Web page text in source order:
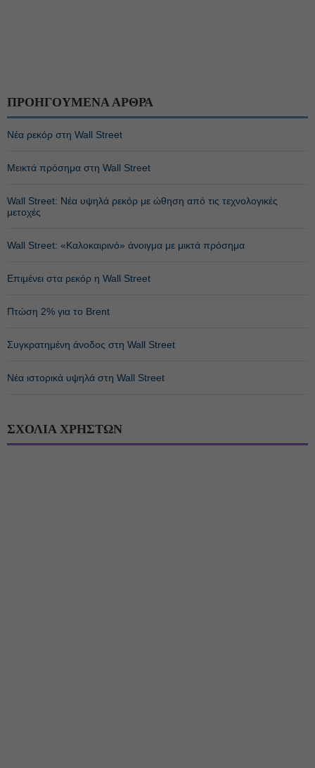
ΠΡΟΗΓΟΥΜΕΝΑ ΑΡΘΡΑ
Νέα ρεκόρ στη Wall Street
Μεικτά πρόσημα στη Wall Street
Wall Street: Νέα υψηλά ρεκόρ με ώθηση από τις τεχνολογικές
μετοχές
Wall Street: «Καλοκαιρινό» άνοιγμα με μικτά πρόσημα
Επιμένει στα ρεκόρ η Wall Street
Πτώση 2% για το Brent
Συγκρατημένη άνοδος στη Wall Street
Νέα ιστορικά υψηλά στη Wall Street
ΣΧΟΛΙΑ ΧΡΗΣΤΩΝ